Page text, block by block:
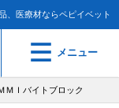
、医療材ならペピイベット
メニュー
ＭＩバイトブロック